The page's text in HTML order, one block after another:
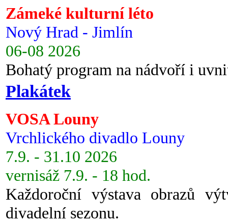
Zámeké kulturní léto
Nový Hrad - Jimlín
06-08 2026
Bohatý program na nádvoří i
Plakátek
VOSA Louny
Vrchlického divadlo Louny
7.9. - 31.10 2026
vernisáž 7.9. - 18 hod.
Každoroční výstava obrazů
divadelní sezonu.